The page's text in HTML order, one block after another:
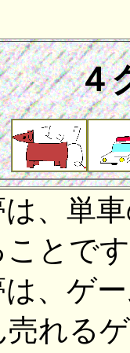
４
、単
とで
、ゲ
れる